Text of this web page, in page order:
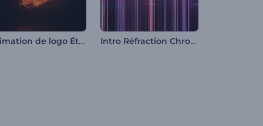
Animation de logo Étincelles de feu rapides Intro Réfraction Chromatique